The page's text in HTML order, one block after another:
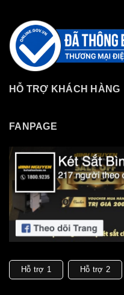
HỖ TRỢ KHÁCH HÀNG
FANPAGE
Hỗ trợ 1 Hỗ trợ 2